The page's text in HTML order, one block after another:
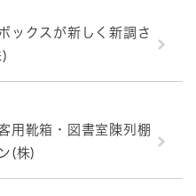
ックスが新しく新調さ
用靴箱・図書室陳列棚
(株)